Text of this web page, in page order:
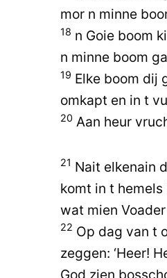
mor n minne
18 n Goie boom
n minne boom
19 Elke boom dij
omkapt en in t
20 Aan heur
21 Nait elkenain
komt in t
wat mien
22 Op dag van t
zeggen: ‘Heer!
God zien